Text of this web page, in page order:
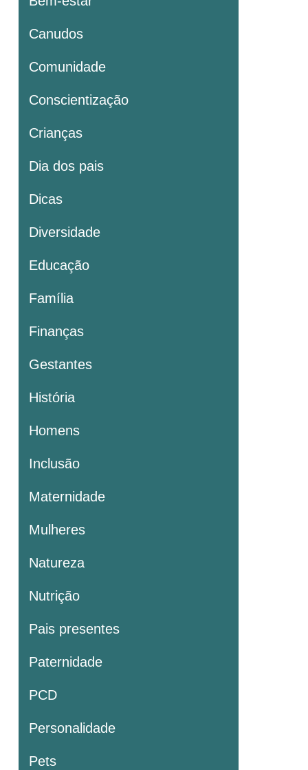
Canudos
Comunidade
Conscientização
Crianças
Dia dos pais
Dicas
Diversidade
Educação
Família
Finanças
Gestantes
História
Homens
Inclusão
Maternidade
Mulheres
Natureza
Nutrição
Pais presentes
Paternidade
PCD
Personalidade
Pets